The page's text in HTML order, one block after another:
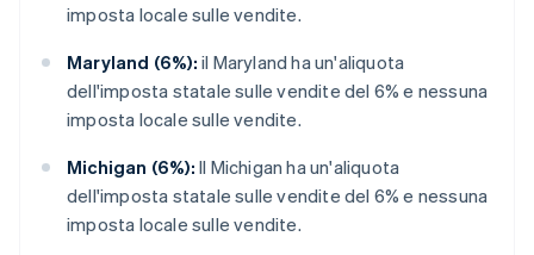
imposta locale sulle vendite.
Maryland (6%): il Maryland ha un'aliquota
dell'imposta statale sulle vendite del 6% e nessuna
imposta locale sulle vendite.
Michigan (6%): Il Michigan ha un'aliquota
dell'imposta statale sulle vendite del 6% e nessuna
imposta locale sulle vendite.